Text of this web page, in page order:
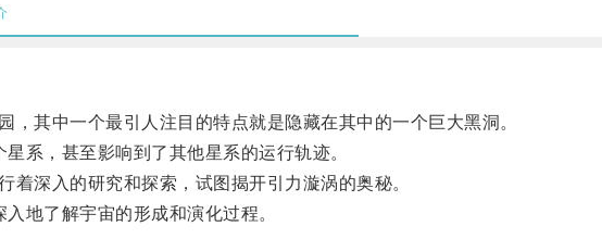
其中一个最引人注目的特点就是隐藏在其中的一个巨大黑洞。
，甚至影响到了其他星系的运行轨迹。
深入的研究和探索，试图揭开引力漩涡的奥秘。
地了解宇宙的形成和演化过程。